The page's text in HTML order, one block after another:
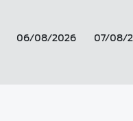
06/08/2026 07/08/